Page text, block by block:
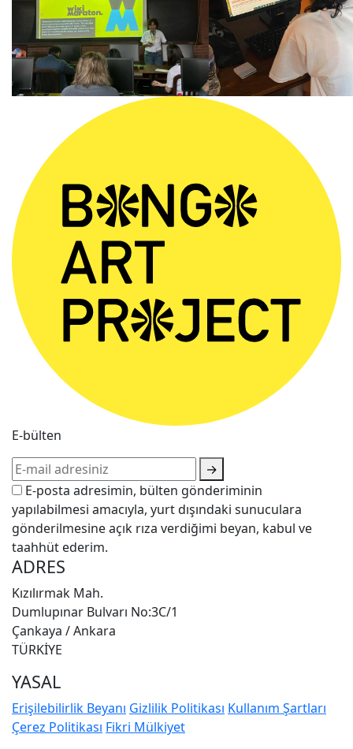
E-bülten
→
E-posta adresimin, bülten gönderiminin
yapılabilmesi amacıyla, yurt dışındaki sunuculara
gönderilmesine açık rıza verdiğimi beyan, kabul ve
taahhüt ederim.
ADRES
Kızılırmak Mah.
Dumlupınar Bulvarı No:3C/1
Çankaya / Ankara
TÜRKİYE
YASAL
Erişilebilirlik Beyanı Gizlilik Politikası Kullanım Şartları
Çerez Politikası Fikri Mülkiyet